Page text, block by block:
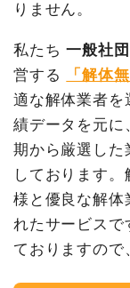
外階段撤去
駐車場撤去
ブロック塀撤去
看板撤去
室外設備・機器撤
アスベスト撤去
植木・植栽撤去
て
土間コンクリート
フロンガス撤去
看板撤去
諸経費
値引き
小計
消費税
合計金額
りません。
私たち一般社
営する
「解体
適な解体業者を
績データを元に
期から厳選した
しております
様と優良な解体
れたサービスで
ておりますので